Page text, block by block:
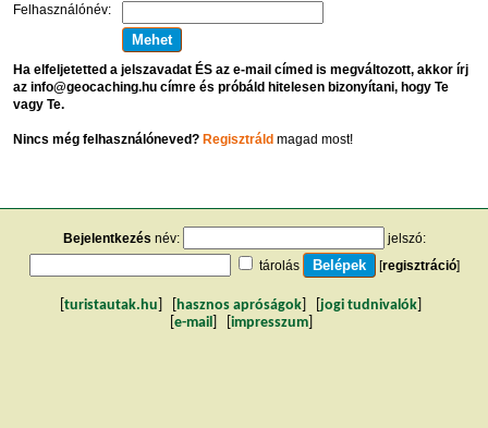
Felhasználónév:
Ha elfeljetetted a jelszavadat ÉS az e-mail címed is megváltozott, akkor írj
az info@geocaching.hu címre és próbáld hitelesen bizonyítani, hogy Te
vagy Te.
Nincs még felhasználóneved? Regisztráldmagad most!
Bejelentkezés név:
jelszó:
tárolás
[regisztráció]
turistautak.hu hasznos apróságok jogi tudnivalók
e-mail impresszum]